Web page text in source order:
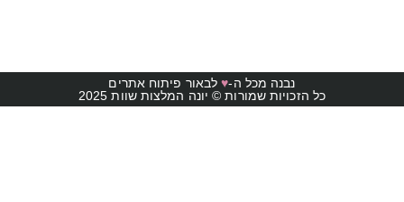
נבנה מכל ה-♥לבאור פיתוח אתרים
כל הזכויות שמורות © יונה המלצות שוות 2025